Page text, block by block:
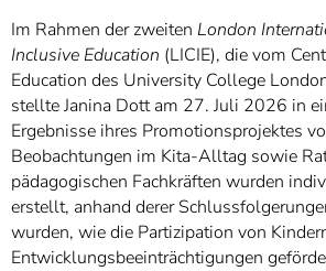
Im Rahmen der zweiten London
Inclusive Education (LICIE), die vom
Education des University College
stellte Janina Dott am 27. Juli 2026 in
Ergebnisse ihres Promotionsprojektes
Beobachtungen im Kita-Alltag sowie
pädagogischen Fachkräften wurden
erstellt, anhand derer
wurden, wie die Partizipation von
Entwicklungsbeeinträchtigungen